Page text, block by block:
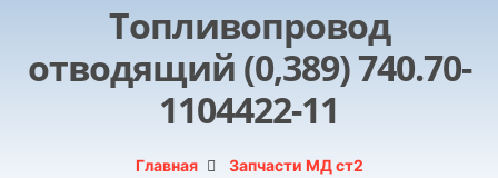
Топливопровод
отводящий (0,389) 740.70-
1104422-11
Главная
Запчасти МД ст2